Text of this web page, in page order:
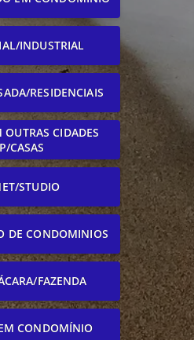
INDUSTRIAL
RESIDENCIAIS
CIDADES
CASAS
STUDIO
DE CONDOMINIOS
FAZENDA
CONDOMÍNIO